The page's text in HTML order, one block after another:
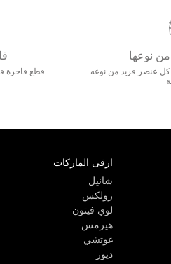
نوعها
عنصر فريد من نوعه
قطع فاخرة
ارقى الماركات
شانيل
رولكس
لوي فيتون
هيرمس
غوتشي
ديور